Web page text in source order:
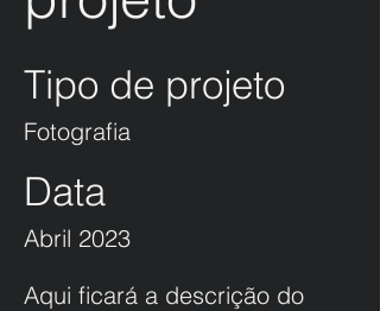
Tipo de projeto
Fotografia
Data
Abril 2023
Aqui ficará a descrição do